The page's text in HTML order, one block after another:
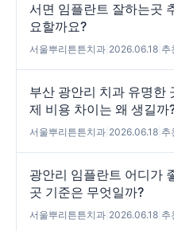
서면 임플란트 잘하는곳
요할까요?
서울뿌리튼튼치과 2026.06.18 추
부산 광안리 치과 유명한
제 비용 차이는 왜 생길까
서울뿌리튼튼치과 2026.06.18 추
광안리 임플란트 어디가
곳 기준은 무엇일까?
서울뿌리튼튼치과 2026.06.18 추